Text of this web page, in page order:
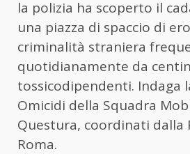
la polizia ha scoperto il
una piazza di spaccio di
criminalità straniera
quotidianamente da
tossicodipendenti. Indaga
Omicidi della Squadra
Questura, coordinati dalla
Roma.